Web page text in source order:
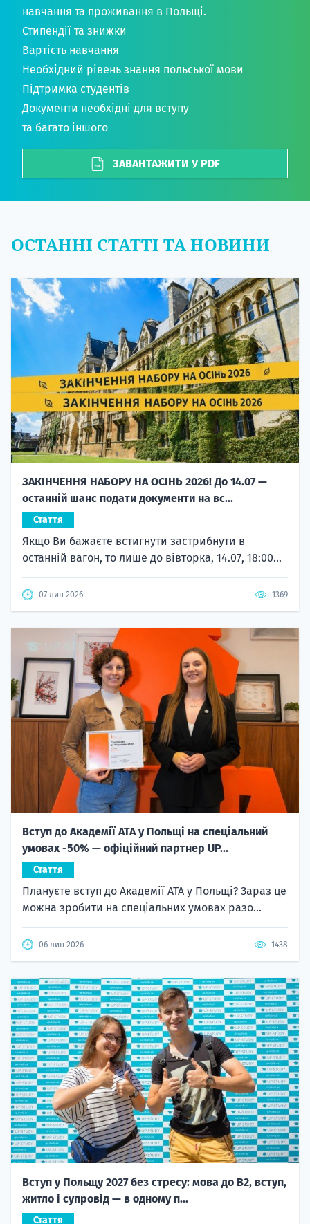
навчання та проживання в Польщі.
Стипендії та знижки
Вартість навчання
Необхідний рівень знання польської мови
Підтримка студентів
Документи необхідні для вступу
та багато іншого
ЗАВАНТАЖИТИ У PDF
ОСТАННІ СТАТТІ ТА НОВИНИ
ЗАКІНЧЕННЯ НАБОРУ НА ОСІНЬ 2026! До 14.07 —
останній шанс подати документи на вс...
Стаття
Якщо Ви бажаєте встигнути застрибнути в
останній вагон, то лише до вівторка, 14.07, 18:00...
07 лип 2026 1369
Вступ до Академії ATA у Польщі на спеціальний
умовах -50% — офіційний партнер UP...
Стаття
Плануєте вступ до Академії ATA у Польщі? Зараз це
можна зробити на спеціальних умовах разо...
06 лип 2026 1438
Вступ у Польщу 2027 без стресу: мова до B2, вступ,
житло і супровід — в одному п...
Стаття